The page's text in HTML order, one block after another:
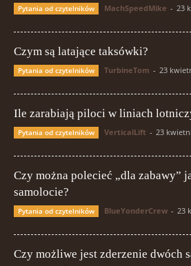
Pytania od czytelników MachSpeedMike - 23
Czym są latające taksówki?
Pytania od czytelników TurbineTom - 23
Ile zarabiają piloci w liniach
Pytania od czytelników VerticalLift - 23
Czy można polecieć „dla zabawy”
samolocie?
Pytania od czytelników BlueYonderCrew - 23
Czy możliwe jest zderzenie dwóch